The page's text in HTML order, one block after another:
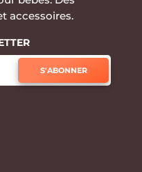
accessoires.
S'ABONNER